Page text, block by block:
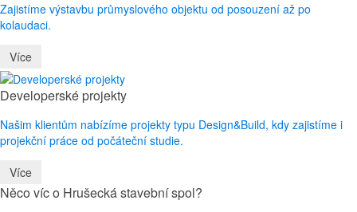
Zajistíme výstavbu průmyslového objektu od posouzení až po
kolaudaci.
Více
Developerské projekty
Našim klientům nabízíme projekty typu Design&Build, kdy zajistíme i
projekční práce od počáteční studie.
Více
Něco víc o Hrušecká stavební spol?